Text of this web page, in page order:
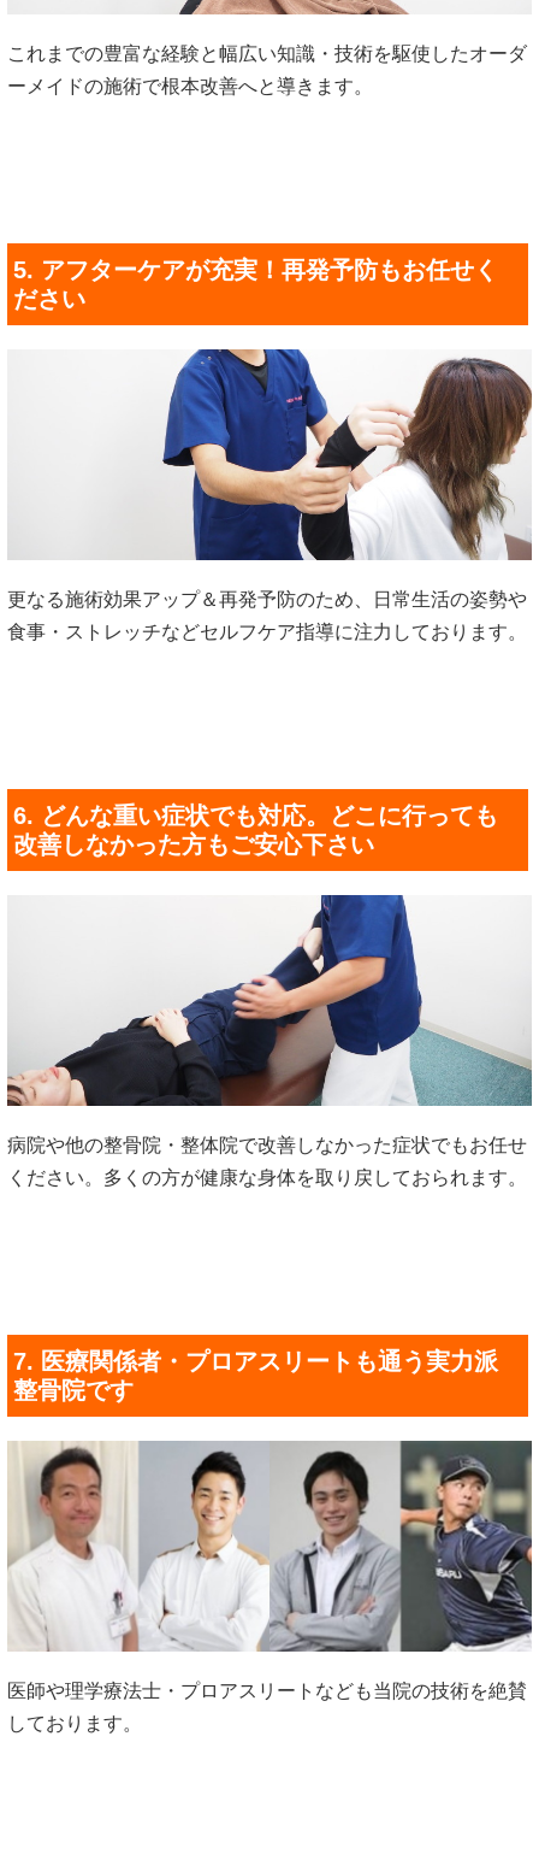
これまでの豊富な経験と幅広い知識・技術を駆使したオーダ
ーメイドの施術で根本改善へと導きます。
5. アフターケアが充実！再発予防もお任せく
ださい
更なる施術効果アップ＆再発予防のため、日常生活の姿勢や
食事・ストレッチなどセルフケア指導に注力しております。
6. どんな重い症状でも対応。どこに行っても
改善しなかった方もご安心下さい
病院や他の整骨院・整体院で改善しなかった症状でもお任せ
ください。多くの方が健康な身体を取り戻しておられます。
7. 医療関係者・プロアスリートも通う実力派
整骨院です
医師や理学療法士・プロアスリートなども当院の技術を絶賛
しております。